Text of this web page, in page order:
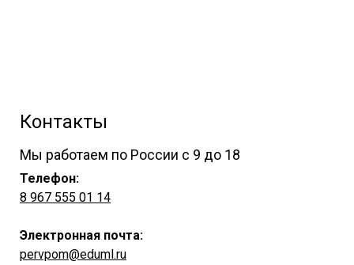
Контакты
Мы работаем по России с 9 до 18
Телефон:
8 967 555 01 14
Электронная почта:
pervpom@eduml.ru